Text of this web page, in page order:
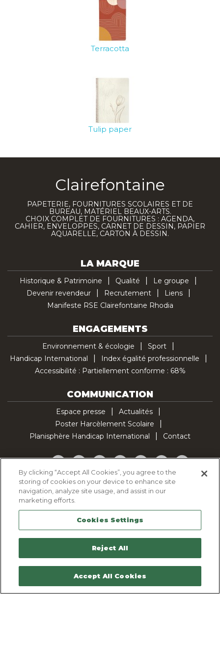
Terracotta
Tulip paper
Clairefontaine
PAPETERIE, FOURNITURES SCOLAIRES ET DE
BUREAU, MATÉRIEL BEAUX-ARTS.
CHOIX COMPLET DE FOURNITURES : AGENDA,
CAHIER, ENVELOPPES, CARNET DE DESSIN, PAPIER
AQUARELLE, CARTON À DESSIN.
LA MARQUE
Historique & Patrimoine Qualité
Le groupe
Devenir revendeur
Recrutement
Liens
Manifeste RSE Clairefontaine Rhodia
ENGAGEMENTS
Environnement & écologie
Sport
Handicap International
Index égalité professionnelle
Accessibilité : Partiellement conforme : 68%
COMMUNICATION
Espace presse
Actualités
Poster Harcèlement Scolaire
Planisphère Handicap International
Contact
Facebook
TwitterYouTubePinterestInstagramLinkedInTikTok
Politique d'utilisation des cookies
Politique de confidentialité
Mentions légales
Plan du site
Contactez-nous
By clicking “Accept All Cookies”, you agree to the
storing of cookies on your device to enhance site
navigation, analyze site usage, and assist in our
marketing efforts.
Cookies Settings
Reject All
Accept All Cookies